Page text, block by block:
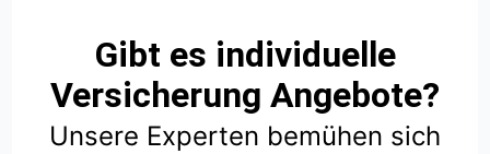
Gibt es individuelle
Versicherung Angebote?
Unsere Experten bemühen sich